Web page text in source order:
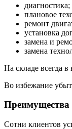
диагностика;
плановое
ремонт
установка
замена и
замена
На складе всегда
Во избежание
Сотни клиентов